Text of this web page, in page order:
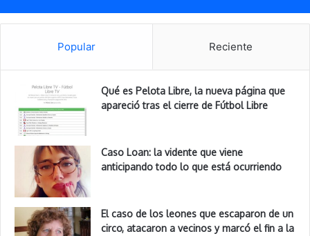
Popular Reciente
Qué es Pelota Libre, la nueva página que
apareció tras el cierre de Fútbol Libre
Caso Loan: la vidente que viene
anticipando todo lo que está ocurriendo
El caso de los leones que escaparon de un
circo, atacaron a vecinos y marcó el fin a la